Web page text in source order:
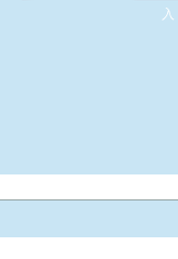
入